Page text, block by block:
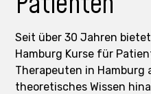
Seit über 30 Jahren
Hamburg Kurse für
Therapeuten in Hamburg
theoretisches Wissen